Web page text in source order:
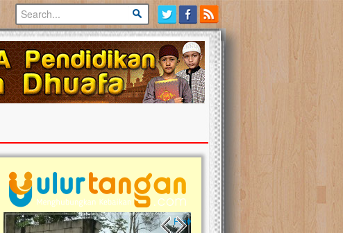
Previous slide
Next slide